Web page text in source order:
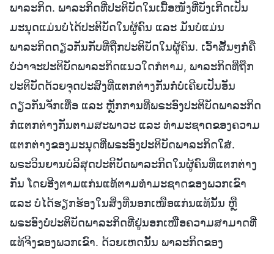
ພາລະກິດ. ພາລະກິດທີ່ປະຕິບັດໃນເນື້ອໜັງທີ່ບັງເກີດເປັນ
ມະນຸດແມ່ນບໍ່ໄດ້ປະຕິບັດໃນຜູ້ຄົນ ແລະ ມັນບໍ່ແມ່ນ
ພາລະກິດດຽວກັນກັບທີ່ຖືກປະຕິບັດໃນຜູ້ຄົນ. ເວົ້າສັ້ນໆກໍຄື
ບໍ່ວ່າຈະປະຕິບັດພາລະກິດແນວໃດກໍຕາມ, ພາລະກິດທີ່ຖືກ
ປະຕິບັດດ້ວຍຈຸດປະສົງທີ່ແຕກຕ່າງກັນກໍບໍ່ເຄີຍເປັນອັນ
ດຽວກັນຈັກເທື່ອ ແລະ ຫຼັກການທີ່ພຣະອົງປະຕິບັດພາລະກິດ
ກໍແຕກຕ່າງກັນຕາມສະພາວະ ແລະ ທຳມະຊາດຂອງຄວາມ
ແຕກຕ່າງຂອງມະນຸດທີ່ພຣະອົງປະຕິບັດພາລະກິດໃສ່.
ພຣະວິນຍານບໍລິສຸດປະຕິບັດພາລະກິດໃນຜູ້ຄົນທີ່ແຕກຕ່າງ
ກັນ ໂດຍອີງຕາມແກ່ນແທ້ຕາມທຳມະຊາດຂອງພວກເຂົາ
ແລະ ບໍ່ໄດ້ຮຽກຮ້ອງໃນສິ່ງທີ່ນອກເໜືອແກ່ນແທ້ນັ້ນ ຫຼື
ພຣະອົງບໍ່ປະຕິບັດພາລະກິດທີ່ຢູ່ນອກເໜືອຄວາມສາມາດທີ່
ແທ້ຈິງຂອງພວກເຂົາ. ດ້ວຍເຫດນັ້ນ ພາລະກິດຂອງ